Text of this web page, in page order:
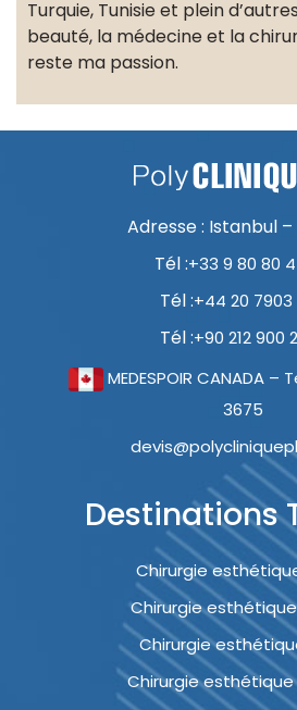
Turquie, Tunisie et plein
beauté, la médecine et la
reste ma passion.
Adresse : Istanbul
Tél :+33 9 80 80
Tél :+44 20 7903
Tél :+90 212 900
MEDESPOIR CANADA –
3675
Destinations
Chirurgie
Chirurgie
Chirurgie
Chirurgie